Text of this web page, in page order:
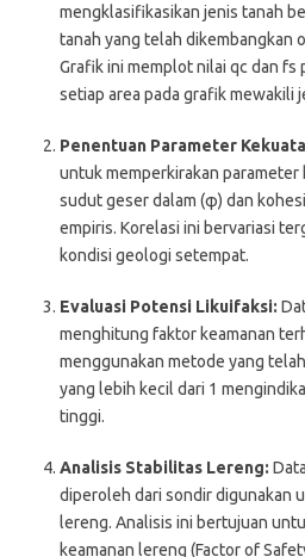
mengklasifikasikan jenis tanah
tanah yang telah dikembangkan
Grafik ini memplot nilai qc dan fs
setiap area pada grafik mewakili
Penentuan Parameter
untuk memperkirakan
sudut geser dalam (φ) dan
empiris. Korelasi ini bervariasi
kondisi geologi setempat.
Evaluasi Potensi Likuifaksi:
menghitung faktor keamanan
menggunakan metode yang
yang lebih kecil dari 1
tinggi.
Analisis Stabilitas Lereng:
diperoleh dari sondir digunakan
lereng. Analisis ini bertujuan
keamanan lereng (Factor of